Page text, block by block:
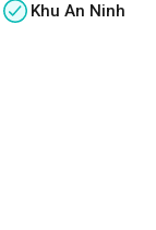
Khu An Ninh